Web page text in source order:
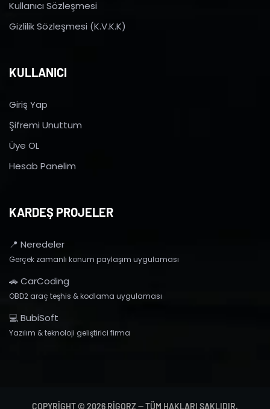
Kullanıcı Sözleşmesi
Gizlilik Sözleşmesi (K.V.K.K)
KULLANICI
Giriş Yap
Şifremi Unuttum
Üye OL
Hesab Panelim
KARDEŞ PROJELER
📍 Neredeler
Gerçek zamanlı konum paylaşım uygulaması
🚗 CarCoding
OBD2 araç teşhis & kodlama uygulaması
💻 BubiSoft
Yazılım & teknoloji geliştirici firma
COPYRIGHT © 2026 RIGORZ — TÜM HAKLARI SAKLIDIR.